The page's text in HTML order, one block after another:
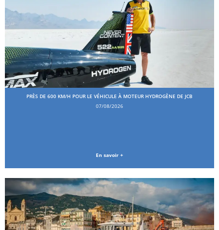
PRÈS DE 600 KM/H POUR LE VÉHICULE À MOTEUR HYDROGÈNE DE JCB
07/08/2026
En savoir +